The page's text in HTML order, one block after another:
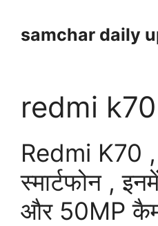
contentsamchar daily
redmi
Redmi K70
स्मार्टफोन ,
और 50MP